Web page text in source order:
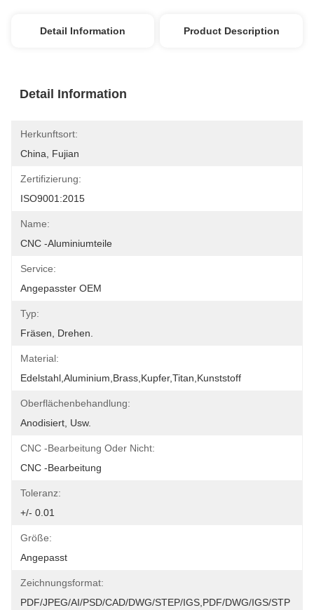
Detail Information Product Description
Detail Information
Herkunftsort:
China, Fujian
Zertifizierung:
ISO9001:2015
Name:
CNC -Aluminiumteile
Service:
Angepasster OEM
Typ:
Fräsen, Drehen.
Material:
Edelstahl,Aluminium,Brass,Kupfer,Titan,Kunststoff
Oberflächenbehandlung:
Anodisiert, Usw.
CNC -Bearbeitung Oder Nicht:
CNC -Bearbeitung
Toleranz:
+/- 0.01
Größe:
Angepasst
Zeichnungsformat:
PDF/JPEG/AI/PSD/CAD/DWG/STEP/IGS,PDF/DWG/IGS/STP